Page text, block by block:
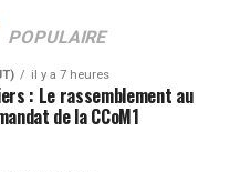
POPULAIRE
il y a 7 heures
: Le rassemblement au
de la CCoM1